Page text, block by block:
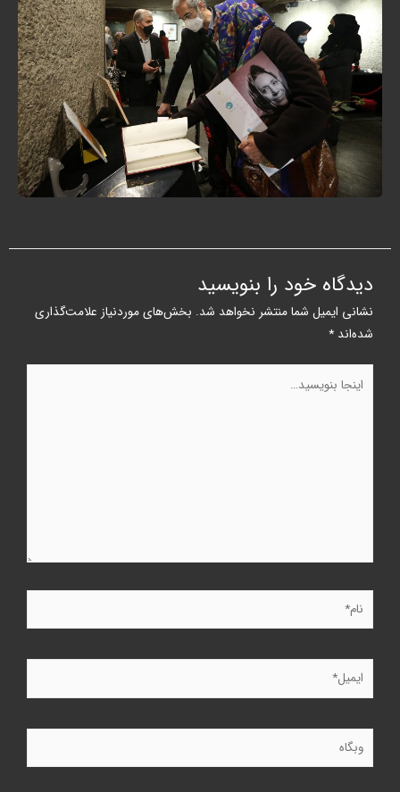
دیدگاه‌ خود را بنویسید
نشانی ایمیل شما منتشر نخواهد شد. بخش‌های موردنیاز علامت‌گذاری
شده‌اند *